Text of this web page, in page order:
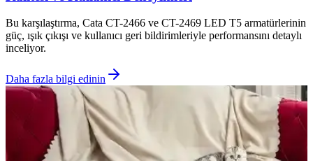
Bu karşılaştırma, Cata CT-2466 ve CT-2469 LED T5 armatürlerinin
güç, ışık çıkışı ve kullanıcı geri bildirimleriyle performansını detaylı
inceliyor.
Daha fazla bilgi edinin